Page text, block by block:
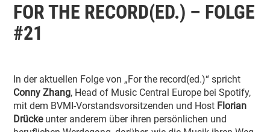
FOR THE RECORD(ED.) – FOLGE
#21
In der aktuellen Folge von „For the record(ed.)“ spricht
Conny Zhang, Head of Music Central Europe bei Spotify,
mit dem BVMI-Vorstandsvorsitzenden und Host Florian
Drückeunter anderem über ihren persönlichen und